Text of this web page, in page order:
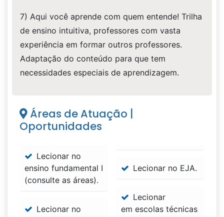
7) Aqui você aprende com quem entende! Trilha
de ensino intuitiva, professores com vasta
experiência em formar outros professores.
Adaptação do conteúdo para que tem
necessidades especiais de aprendizagem.
Áreas de Atuação |
Oportunidades
Lecionar no
ensino fundamental I
(consulte as áreas).
Lecionar no
Lecionar no EJA.
Lecionar
em escolas técnicas